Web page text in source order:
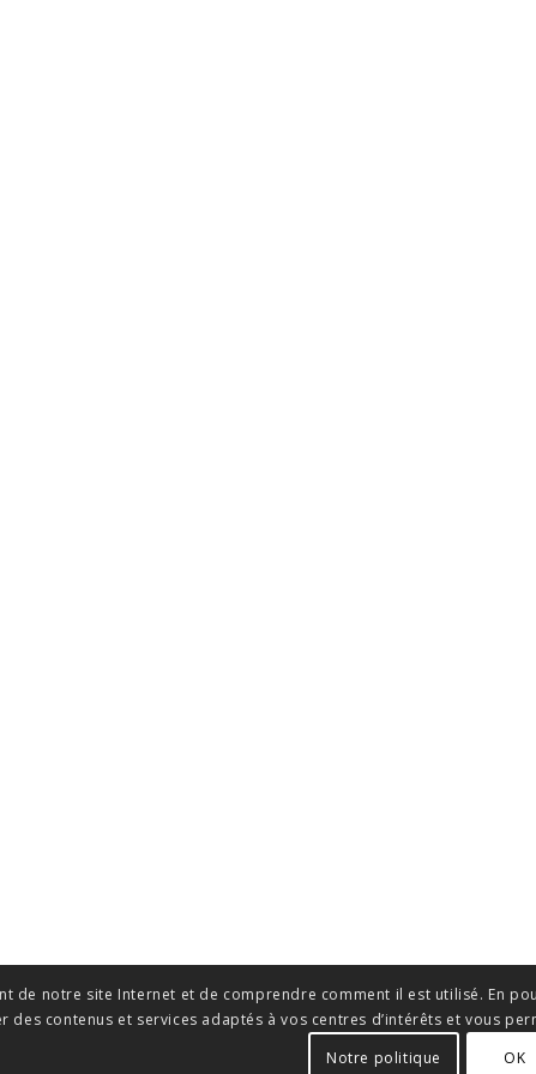
de notre site Internet et de comprendre comment il est utilisé. En
des contenus et services adaptés à vos centres d’intérêts et vous
Notre politique
OK